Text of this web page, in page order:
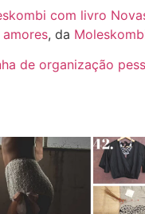
com livro
, da
de organização